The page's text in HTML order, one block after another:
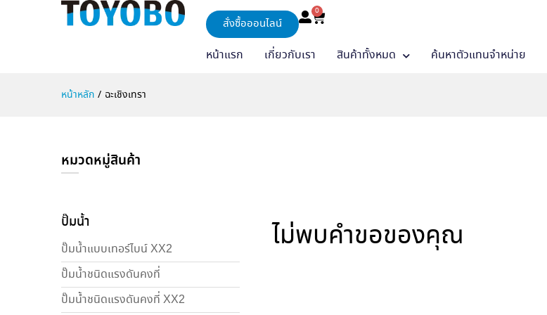
สั่งซื้อออนไลน์
0
หน้าแรก เกี่ยวกับเรา สินค้าทั้งหมด ค้นหาตัวแทนจำหน่าย
หน้าหลัก / ฉะเชิงเทรา
ไม่พบคำขอของคุณ
หมวดหมู่สินค้า
ปั๊มน้ำ
ปั๊มน้ำแบบเทอร์ไบน์ XX2
ปั๊มน้ำชนิดแรงดันคงที่
ปั๊มน้ำชนิดแรงดันคงที่ XX2